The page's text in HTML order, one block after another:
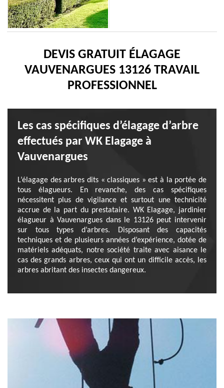
DEVIS GRATUIT ÉLAGAGE
VAUVENARGUES 13126 TRAVAIL
PROFESSIONNEL
Les cas spécifiques d’élagage d’arbre
effectués par WK Elagage à
Vauvenargues
L’élagage des arbres dits « classiques » est à la portée de
tous élagueurs. En revanche, des cas spécifiques
nécessitent plus de vigilance et surtout une technicité
accrue de la part du prestataire. WK Elagage, jardinier
élagueur à Vauvenargues dans le 13126 peut intervenir
sur tous types d’arbres. Disposant des capacités
techniques et de plusieurs années d’expérience, dotée de
matériels adéquats, notre société traite avec aisance le
cas des grands arbres, ceux qui ont un difficile accès, les
arbres abritant des insectes dangereux.